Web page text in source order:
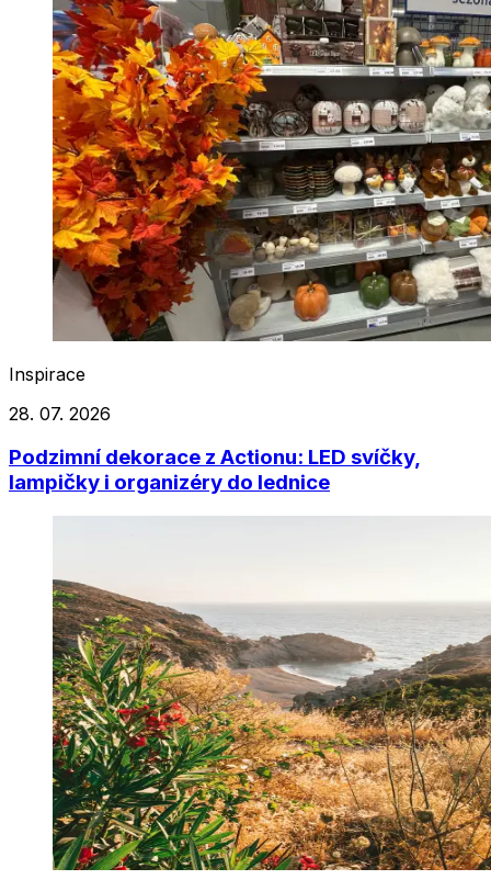
Inspirace
28. 07. 2026
Podzimní dekorace z Actionu: LED svíčky,
lampičky i organizéry do lednice